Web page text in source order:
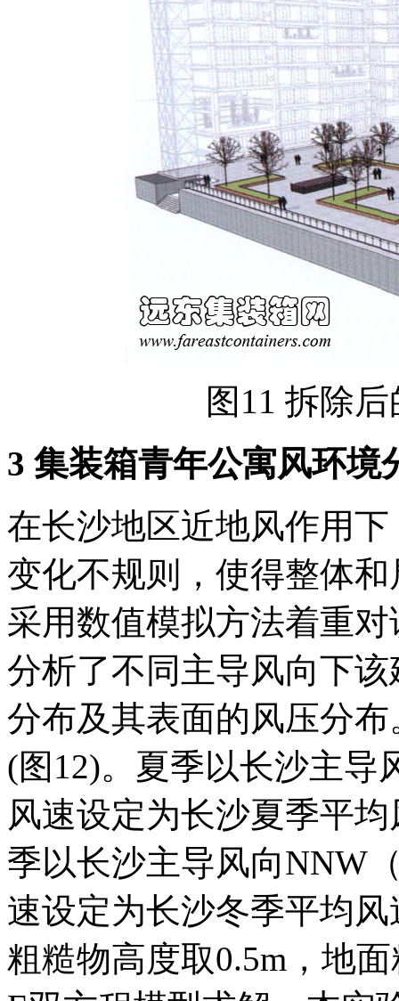
图11 拆除
3 集装箱青年公寓风环境
在长沙地区近地风作用
变化不规则，使得整体
采用数值模拟方法着重
分析了不同主导风向下
分布及其表面的风压分
(图12)。夏季以长沙主导
风速设定为长沙夏季平
季以长沙主导风向NNW
速设定为长沙冬季平均
粗糙物高度取0.5m，地